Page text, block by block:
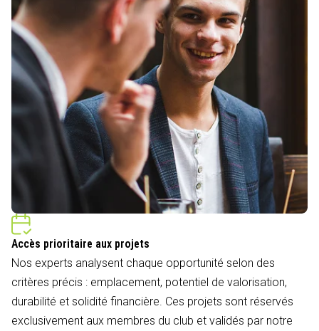
Accès prioritaire aux projets
Nos experts analysent chaque opportunité selon des
critères précis : emplacement, potentiel de valorisation,
durabilité et solidité financière. Ces projets sont réservés
exclusivement aux membres du club et validés par notre